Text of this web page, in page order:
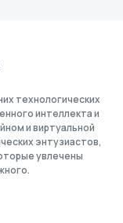
технологических
интеллекта и
и виртуальной
энтузиастов,
увлечены